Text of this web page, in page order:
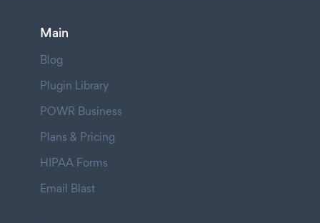
Main
Blog
Plugin Library
POWR Business
Plans & Pricing
HIPAA Forms
Email Blast